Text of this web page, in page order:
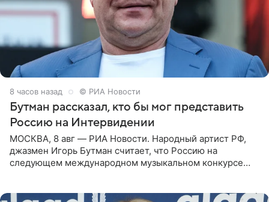
8 часов назад © РИА Новости
Бутман рассказал, кто бы мог представить
Россию на Интервидении
МОСКВА, 8 авг — РИА Новости. Народный артист РФ,
джазмен Игорь Бутман считает, что Россию на
следующем международном музыкальном конкурсе